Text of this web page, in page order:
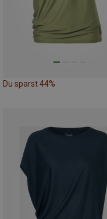
Du sparst 44%